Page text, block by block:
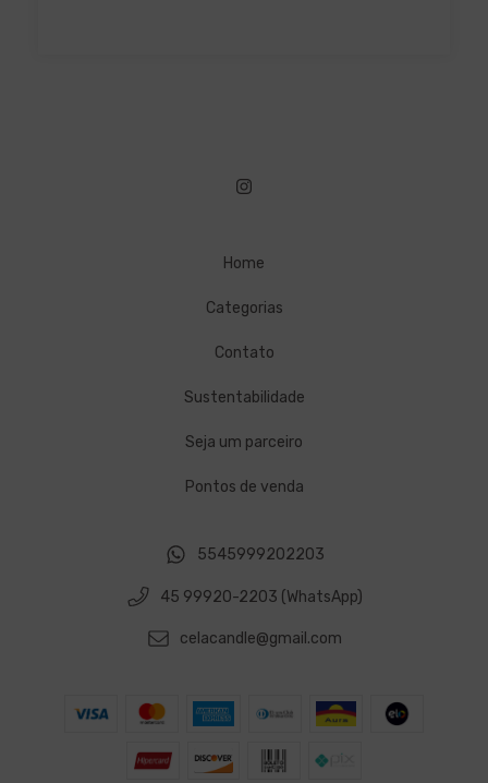
Home
Categorias
Contato
Sustentabilidade
Seja um parceiro
Pontos de venda
5545999202203
45 99920-2203 (WhatsApp)
celacandle@gmail.com